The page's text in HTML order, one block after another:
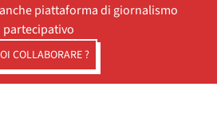
piattaforma di giornalismo
partecipativo
COLLABORARE ?